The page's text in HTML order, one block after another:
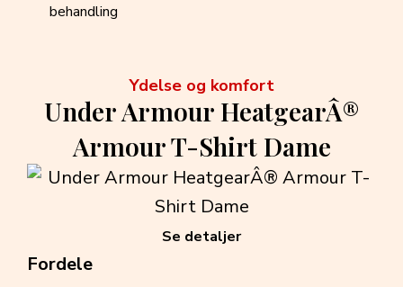
behandling
Ydelse og komfort
Under Armour HeatgearÂ®
Armour T-Shirt Dame
Fordele
Se detaljer